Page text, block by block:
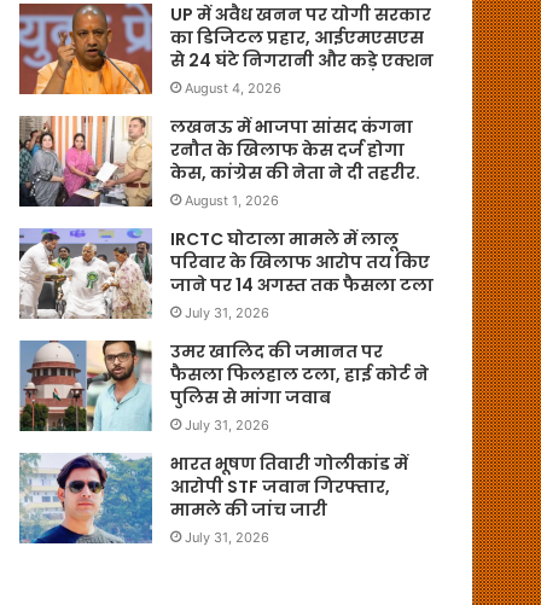
UP में अवैध खनन पर योगी सरकार
का डिजिटल प्रहार, आईएमएसएस
से 24 घंटे निगरानी और कड़े एक्शन
August 4, 2026
लखनऊ में भाजपा सांसद कंगना
रनौत के खिलाफ केस दर्ज होगा
केस, कांग्रेस की नेता ने दी तहरीर.
August 1, 2026
IRCTC घोटाला मामले में लालू
परिवार के खिलाफ आरोप तय किए
जाने पर 14 अगस्त तक फैसला टला
July 31, 2026
उमर खालिद की जमानत पर
फैसला फिलहाल टला, हाई कोर्ट ने
पुलिस से मांगा जवाब
July 31, 2026
भारत भूषण तिवारी गोलीकांड में
आरोपी STF जवान गिरफ्तार,
मामले की जांच जारी
July 31, 2026